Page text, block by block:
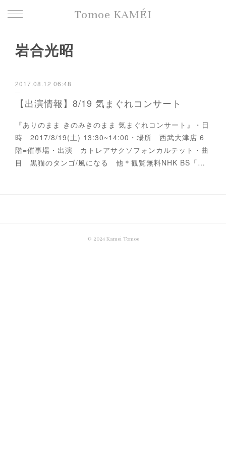
Tomoe KAMÉI
岩合光昭
2017.08.12 06:48
【出演情報】8/19 気まぐれコンサート
『ありのまま きのみきのまま 気まぐれコンサート』・日
時 2017/8/19(土) 13:30~14:00・場所 西武大津店 6
階=催事場・出演 カトレアサクソフォンカルテット・曲
目 黒猫のタンゴ/風になる 他＊観覧無料NHK BS「…
© 2024 Kamei Tomoe